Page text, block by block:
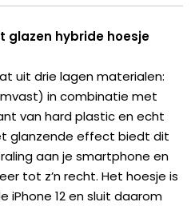
glazen hybride hoesje
uit drie lagen materialen:
in combinatie met
van hard plastic en echt
glanzende effect biedt dit
aan je smartphone en
tot z’n recht. Het hoesje is
12 en sluit daarom